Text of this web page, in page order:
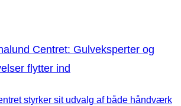
Centret: Gulveksperter og
flytter ind
styrker sit udvalg af både håndværk